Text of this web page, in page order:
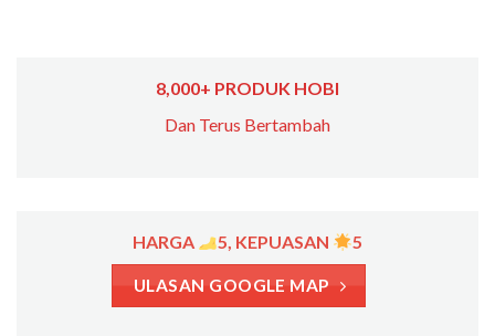
8,000+ PRODUK HOBI
Dan Terus Bertambah
HARGA 5, KEPUASAN 5
ULASAN GOOGLE MAP